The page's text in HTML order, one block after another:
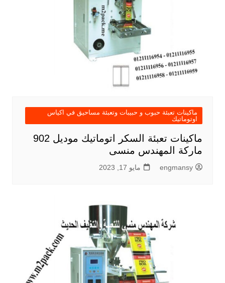
ماكينات تعبئة حبوب و حبيبات وتعبئة مساحيق في اكياس
اوتوماتيك
ماكينات تعبئة السكر اتوماتيك موديل 902
ماركة المهندس منسى
engmansy مايو 17, 2023